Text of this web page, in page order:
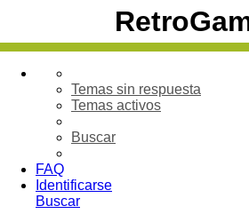
Temas sin respuesta
Temas activos
Buscar
FAQ
Identificarse
Buscar